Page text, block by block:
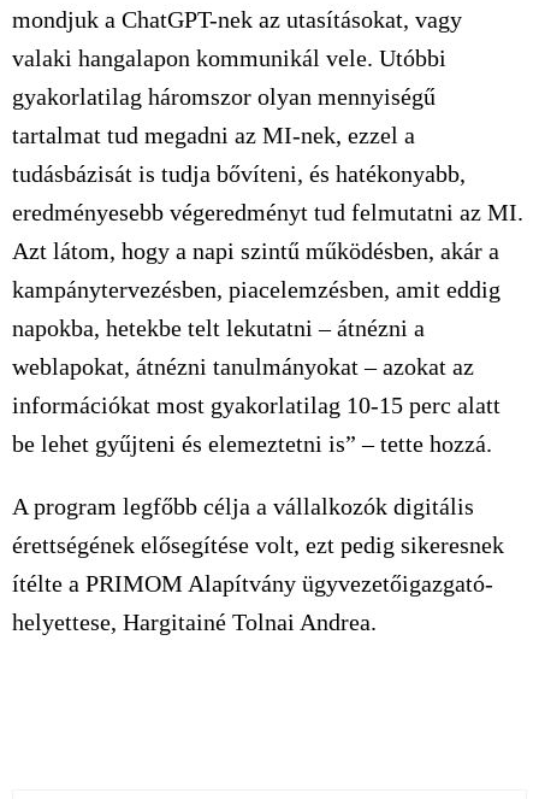
mondjuk a ChatGPT-nek az utasításokat, vagy
valaki hangalapon kommunikál vele. Utóbbi
gyakorlatilag háromszor olyan mennyiségű
tartalmat tud megadni az MI-nek, ezzel a
tudásbázisát is tudja bővíteni, és hatékonyabb,
eredményesebb végeredményt tud felmutatni az MI.
Azt látom, hogy a napi szintű működésben, akár a
kampánytervezésben, piacelemzésben, amit eddig
napokba, hetekbe telt lekutatni – átnézni a
weblapokat, átnézni tanulmányokat – azokat az
információkat most gyakorlatilag 10-15 perc alatt
be lehet gyűjteni és elemeztetni is” – tette hozzá.
A program legfőbb célja a vállalkozók digitális
érettségének elősegítése volt, ezt pedig sikeresnek
ítélte a PRIMOM Alapítvány ügyvezetőigazgató-
helyettese, Hargitainé Tolnai Andrea.